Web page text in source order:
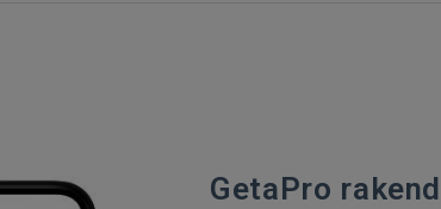
GetaPro